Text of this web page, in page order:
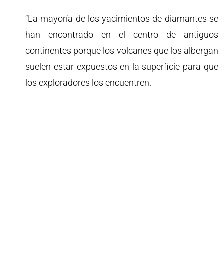
“La mayoría de los yacimientos de diamantes se
han encontrado en el centro de antiguos
continentes porque los volcanes que los albergan
suelen estar expuestos en la superficie para que
los exploradores los encuentren.